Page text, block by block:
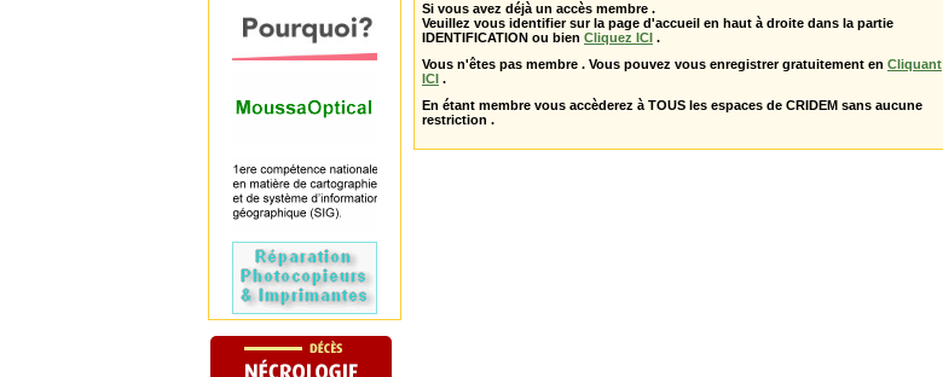
Si vous avez déjà un accès membre .
Veuillez vous identifier sur la page d'accueil en haut à droite dans la partie
IDENTIFICATION ou bien Cliquez ICI .
Vous n'êtes pas membre . Vous pouvez vous enregistrer gratuitement en Cliquant
ICI .
En étant membre vous accèderez à TOUS les espaces de CRIDEM sans aucune
restriction .